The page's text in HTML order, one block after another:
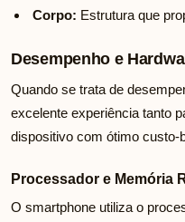
Corpo: Estrutura que
Desempenho e
Quando se trata de
excelente experiência tanto
dispositivo com ótimo custo-
Processador e Memória
O smartphone utiliza o